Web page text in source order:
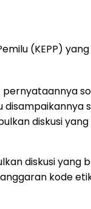
(KEPP)
pernyataannya
diskusi
diskusi yang
kode